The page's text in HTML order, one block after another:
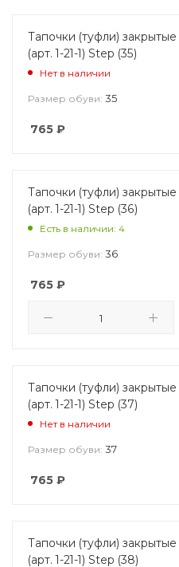
Тапочки (туфли)
(арт. 1-21-1) Step (35)
Нет в наличии
Размер обуви: 35
765 ₽
Тапочки (туфли)
(арт. 1-21-1) Step (36)
Есть в наличии: 4
Размер обуви: 36
765 ₽
Тапочки (туфли)
(арт. 1-21-1) Step (37)
Нет в наличии
Размер обуви: 37
765 ₽
Тапочки (туфли)
(арт. 1-21-1) Step (38)